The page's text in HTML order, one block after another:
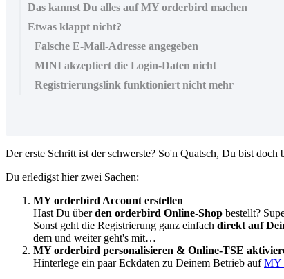
Das kannst Du alles auf MY orderbird machen
Etwas klappt nicht?
Falsche E-Mail-Adresse angegeben
MINI akzeptiert die Login-Daten nicht
Registrierungslink funktioniert nicht mehr
Der erste Schritt ist der schwerste? So'n Quatsch, Du bist doch
Du erledigst hier zwei Sachen:
MY orderbird Account erstellen
Hast Du über den orderbird Online-Shop bestellt?
Sonst geht die Registrierung ganz einfach direkt auf
dem und weiter geht's mit…
MY orderbird personalisieren & Online-TSE
Hinterlege ein paar Eckdaten zu Deinem Betrieb auf MY